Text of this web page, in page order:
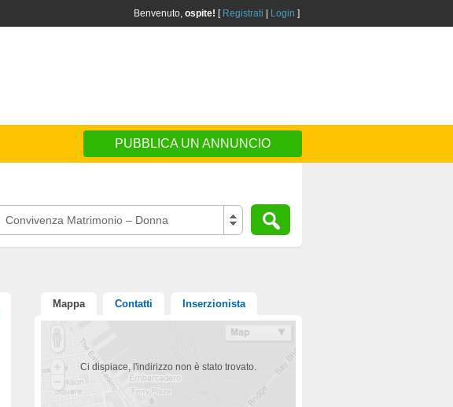
Benvenuto, ospite! [ Registrati Login ]
PUBBLICA UN ANNUNCIO
Convivenza Matrimonio – Donna
Mappa Contatti Inserzionista
Ci dispiace, l'indirizzo non è stato trovato.